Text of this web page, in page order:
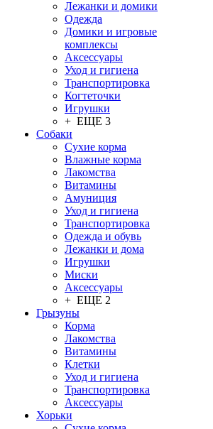
Лежанки и домики
Одежда
Домики и игровые
комплексы
Аксессуары
Уход и гигиена
Транспортировка
Когтеточки
Игрушки
+ ЕЩЕ 3
Собаки
Сухие корма
Влажные корма
Лакомства
Витамины
Амуниция
Уход и гигиена
Транспортировка
Одежда и обувь
Лежанки и дома
Игрушки
Миски
Аксессуары
+ ЕЩЕ 2
Грызуны
Корма
Лакомства
Витамины
Клетки
Уход и гигиена
Транспортировка
Аксессуары
Хорьки